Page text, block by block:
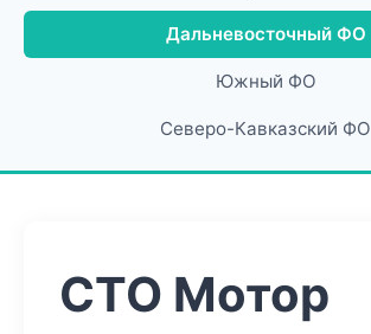
Дальневосточный ФО
Южный ФО
Северо-Кавказский ФО
СТО Мотор